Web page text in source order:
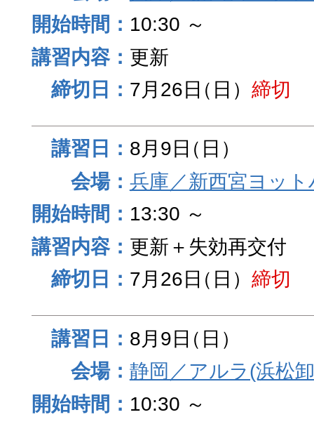
10:30 ～
更新
7月26日（日） 締切
8月9日（日）
兵庫／新西宮ヨッ
13:30 ～
更新＋失効再交付
7月26日（日） 締切
8月9日（日）
静岡／アルラ(浜松
10:30 ～